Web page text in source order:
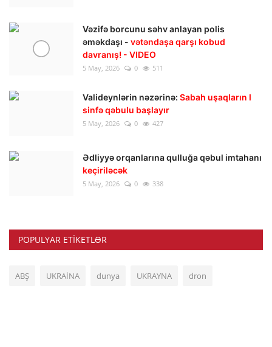
Vəzifə borcunu səhv anlayan polis
əməkdaşı - vətəndaşa qarşı kobud
davranış! - VIDEO
5 May, 2026 0 511
Valideynlərin nəzərinə: Sabah uşaqların I
sinfə qəbulu başlayır
5 May, 2026 0 427
Ədliyyə orqanlarına qulluğa qəbul imtahanı
keçiriləcək
5 May, 2026 0 338
POPULYAR ETIKETLƏR
ABŞ UKRAİNA dunya UKRAYNA dron